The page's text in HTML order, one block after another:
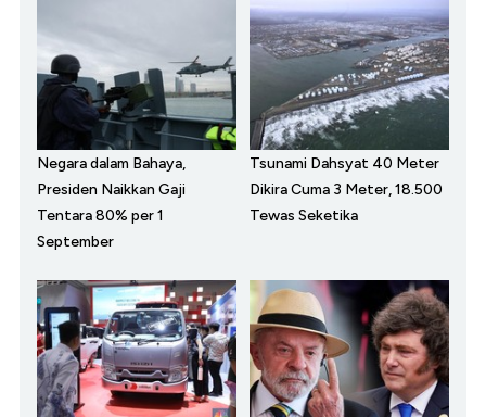
Negara dalam Bahaya,
Presiden Naikkan Gaji
Tentara 80% per 1
September
Tsunami Dahsyat 40 Meter
Dikira Cuma 3 Meter, 18.500
Tewas Seketika